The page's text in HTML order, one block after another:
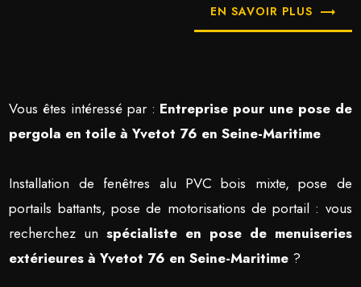
EN SAVOIR PLUS
Vous êtes intéressé par : Entreprise pour une pose de
pergola en toile à Yvetot 76 en Seine-Maritime
Installation de fenêtres alu PVC bois mixte, pose de
portails battants, pose de motorisations de portail : vous
recherchez unspécialiste en pose de menuiseries
extérieures à Yvetot 76 en Seine-Maritime ?